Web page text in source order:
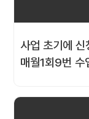
사업 초기에
매월1회9번 수